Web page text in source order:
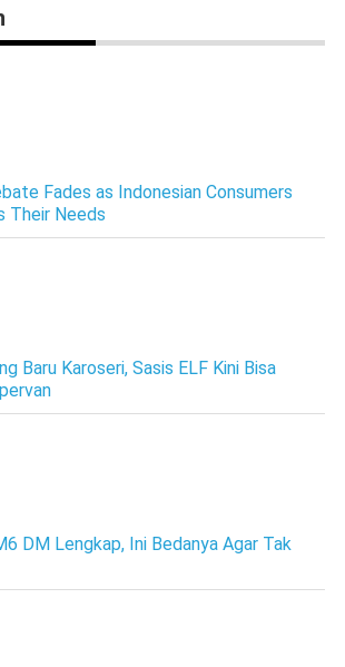
Fades as Indonesian Consumers
Their Needs
Baru Karoseri, Sasis ELF Kini Bisa
DM Lengkap, Ini Bedanya Agar Tak